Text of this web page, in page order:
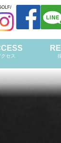
クセス